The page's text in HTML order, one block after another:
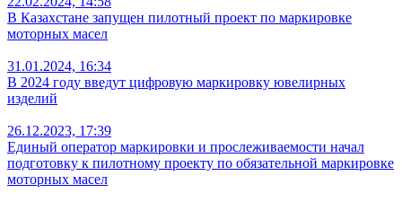
В Казахстане запущен пилотный проект по маркировке
моторных масел
31.01.2024, 16:34
В 2024 году введут цифровую маркировку ювелирных
изделий
26.12.2023, 17:39
Единый оператор маркировки и прослеживаемости начал
подготовку к пилотному проекту по обязательной маркировке
моторных масел